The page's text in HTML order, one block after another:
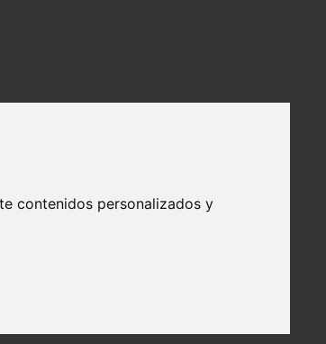
contenidos personalizados y